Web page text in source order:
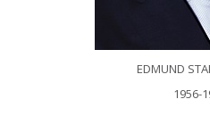
EDMUND
1956-